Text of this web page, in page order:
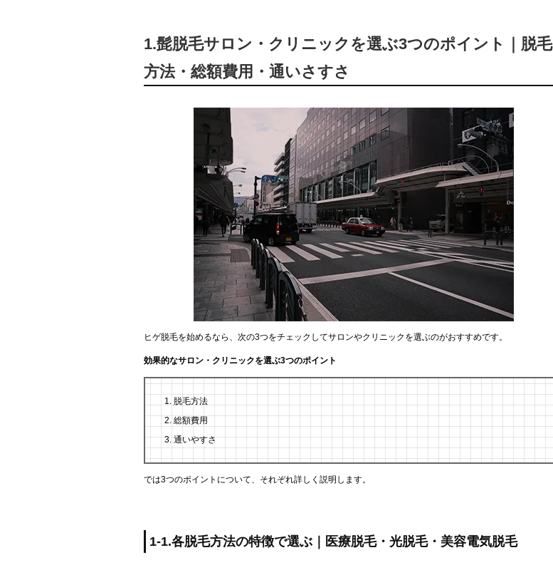
1.髭脱毛サロン・クリニックを選ぶ3つのポイント｜脱毛
方法・総額費用・通いさすさ
ヒゲ脱毛を始めるなら、次の3つをチェックしてサロンやクリニックを選ぶのがおすすめです。
効果的なサロン・クリニックを選ぶ3つのポイント
脱毛方法
総額費用
通いやすさ
では3つのポイントについて、それぞれ詳しく説明します。
1-1.各脱毛方法の特徴で選ぶ｜医療脱毛・光脱毛・美容電気脱毛